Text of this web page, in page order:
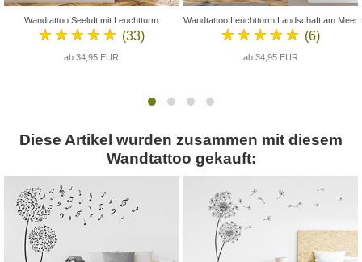
Wandtattoo Seeluft mit Leuchtturm
★★★★★ (33)
ab 34,95 EUR
Wandtattoo Leuchtturm Landschaft am Meer
★★★★★ (6)
ab 34,95 EUR
Diese Artikel wurden zusammen mit diesem
Wandtattoo gekauft: